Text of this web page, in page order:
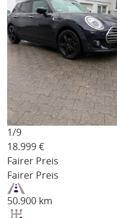
1/9
18.999 €
Fairer Preis
Fairer Preis
50.900 km